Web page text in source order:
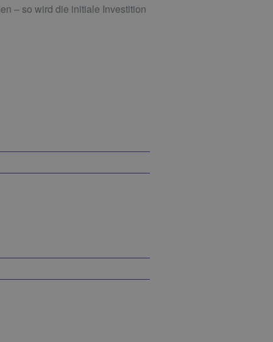
– so wird die initiale Investition